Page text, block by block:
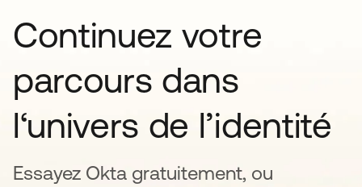
Continuez votre
parcours dans
l‘univers de l’identité
Essayez Okta gratuitement, ou